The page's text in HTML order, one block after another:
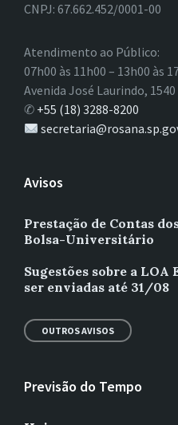
CNPJ: 67.662.452/0001-00
Atendimento ao Público:
07h00 às 11h00 – 13h00 às
Avenida José Laurindo, 1540
✆ +55 (18) 3288-8200
Avisos
Prestação de Contas
Bolsa-Universitário
Sugestões sobre a LOA
ser enviadas até 31/08
OUTROS AVISOS
Previsão do Tempo